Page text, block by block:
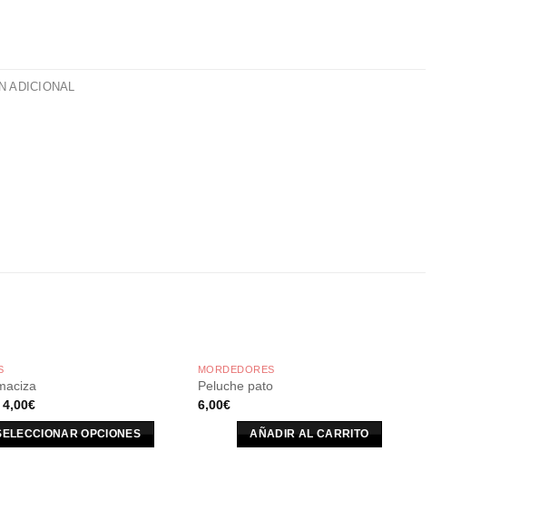
ADICIONAL
4,00€
OPCIONES
MORDEDORES
Peluche pato
6,00€
AÑADIR AL CARRITO